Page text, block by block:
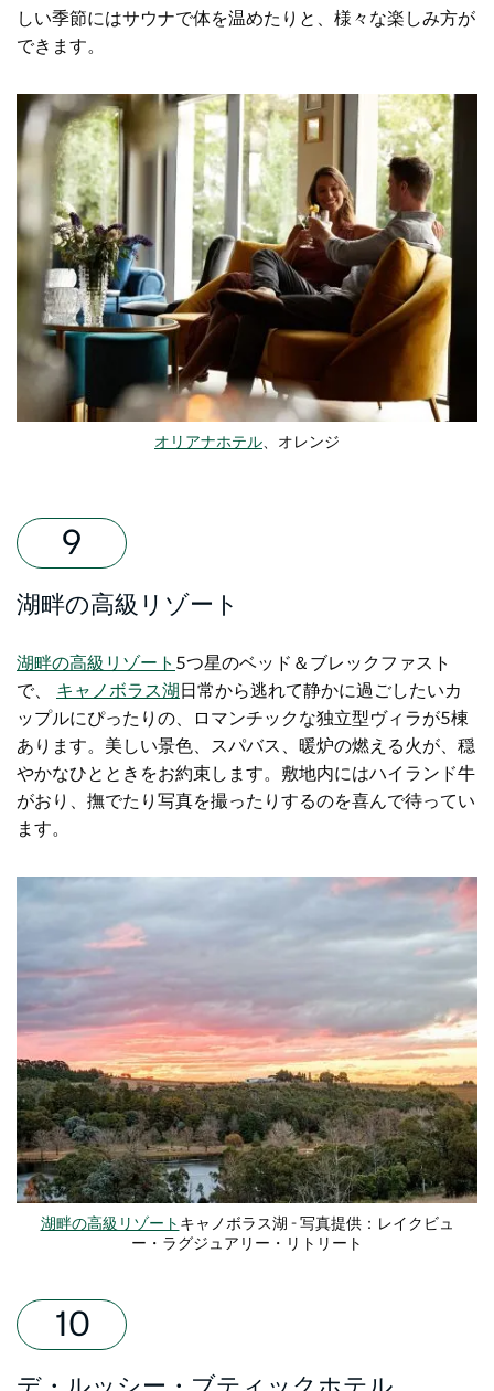
しい季節にはサウナで体を温めたりと、様々な楽しみ方が
できます。
オリアナホテル 、オレンジ
湖畔の高級リゾート
湖畔の高級リゾート 5つ星のベッド＆ブレックファスト
で、 キャノボラス湖 日常から逃れて静かに過ごしたいカ
ップルにぴったりの、ロマンチックな独立型ヴィラが5棟
あります。美しい景色、スパバス、暖炉の燃える火が、穏
やかなひとときをお約束します。敷地内にはハイランド牛
がおり、撫でたり写真を撮ったりするのを喜んで待ってい
ます。
湖畔の高級リゾート キャノボラス湖 - 写真提供：レイクビュ
ー・ラグジュアリー・リトリート